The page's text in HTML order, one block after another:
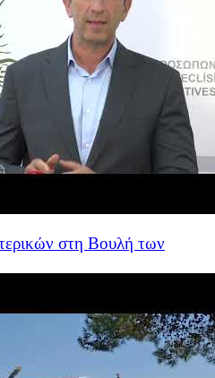
στη Βουλή των